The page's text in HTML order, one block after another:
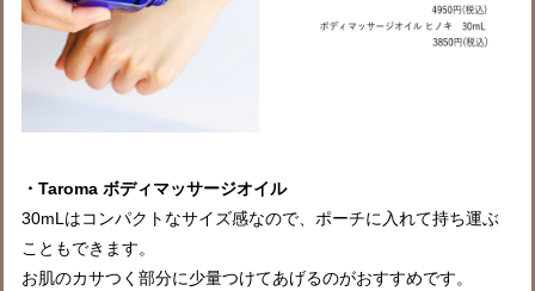
・Taroma ボディマッサージオイル
30mLはコンパクトなサイズ感なので、ポーチに入れて持ち運ぶ
こともできます。
お肌のカサつく部分に少量つけてあげるのがおすすめです。